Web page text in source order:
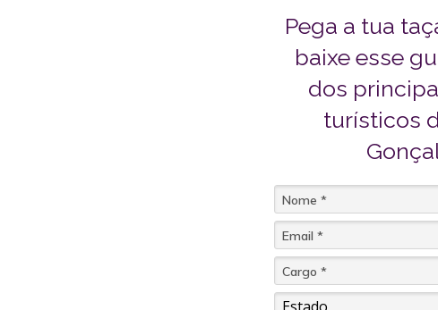
Pega a tua
baixe esse
dos
turísticos